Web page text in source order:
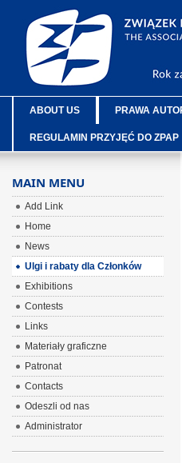
ABOUT US PRAWA
REGULAMIN PRZYJĘĆ DO ZPAP
MAIN MENU
Add Link
Home
News
Ulgi i rabaty dla Członków
Exhibitions
Contests
Links
Materiały graficzne
Patronat
Contacts
Odeszli od nas
Administrator